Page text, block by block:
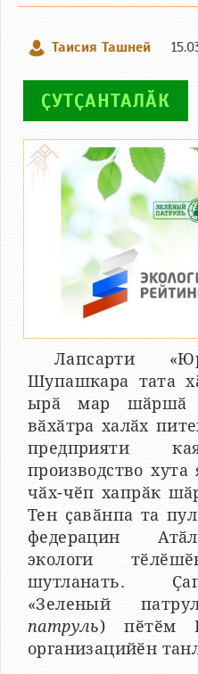
Таисия Ташней
ҪУТҪАНТАЛӐК
Лапсарти
Шупашкара тата
ырӑ мар шӑршӑ
вӑхӑтра халӑх
предприяти
производство
чӑх-чӗп хапрӑк
Тен ҫавӑнпа та
федерацин
экологи
шутланать.
«Зеленый
патруль) пӗтӗм
организацийӗн